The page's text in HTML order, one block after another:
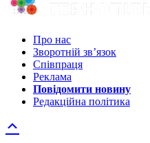
Про нас
Зворотній зв’язок
Співпраця
Реклама
Повідомити новину
Редакційна політика